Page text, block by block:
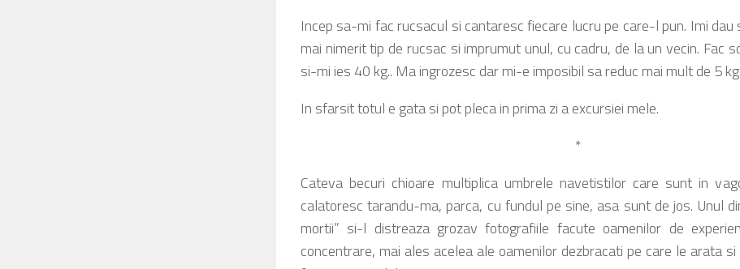
Incep sa-mi fac rucsacul si cantaresc fiecare lucru pe care-l pun. Imi dau
mai nimerit tip de rucsac si imprumut unul, cu cadru, de la un vecin. Fac
si-mi ies 40 kg.. Ma ingrozesc dar mi-e imposibil sa reduc mai mult de 5
In sfarsit totul e gata si pot pleca in prima zi a excursiei mele.
*
Cateva becuri chioare multiplica umbrele navetistilor care sunt in
calatoresc tarandu-ma, parca, cu fundul pe sine, asa sunt de jos. Unul
mortii” si-l distreaza grozav fotografiile facute oamenilor de
concentrare, mai ales acelea ale oamenilor dezbracati pe care le arata